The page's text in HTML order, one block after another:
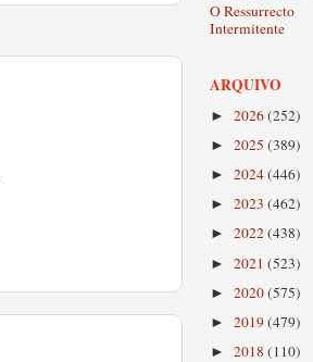
O Ressurrecto
Intermitente
ARQUIVO
► 2026(252)
► 2025 (389)
► 2024(446)
► 2023 (462)
► 2022(438)
► 2021 (523)
► 2020(575)
► 2019(479)
► 2018 (110)